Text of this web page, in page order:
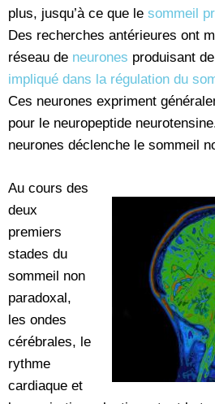
plus, jusqu’à ce que le sommeil
Des recherches antérieures ont
réseau de neurones produisant
impliqué dans la régulation du
Ces neurones expriment
pour le neuropeptide
neurones déclenche le sommeil
Au cours des
deux
premiers
stades du
sommeil non
paradoxal,
les ondes
cérébrales, le
rythme
cardiaque et